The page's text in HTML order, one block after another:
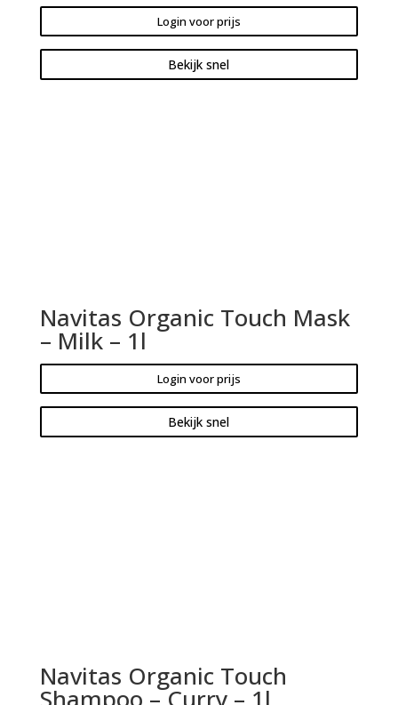
Login voor prijs
Bekijk snel
Navitas Organic Touch Mask
– Milk – 1l
Login voor prijs
Bekijk snel
Navitas Organic Touch
Shampoo – Curry – 1l